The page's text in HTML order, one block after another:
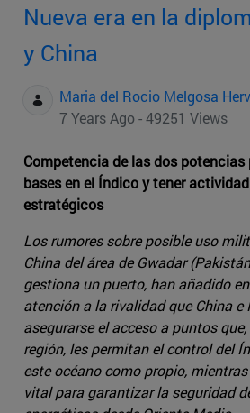
Nueva era en la
y China
Maria del Rocio Melgosa
7 Years Ago - 49251 Views
Competencia de las dos potencias
bases en el Índico y tener
estratégicos
Los rumores sobre posible uso
China del área de Gwadar
gestiona un puerto, han añadido
atención a la rivalidad que China
asegurarse el acceso a puntos
región, les permitan el control del
este océano como propio,
vital para garantizar la seguridad